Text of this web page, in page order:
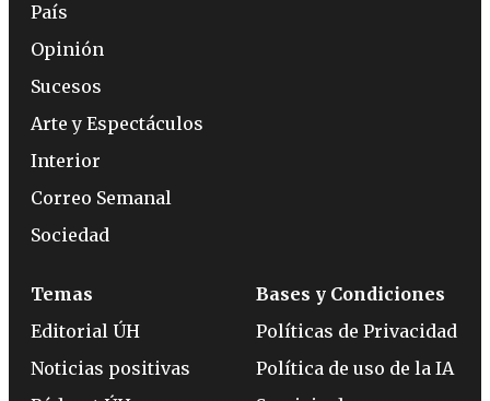
País
Opinión
Sucesos
Arte y Espectáculos
Interior
Correo Semanal
Sociedad
Temas
Editorial ÚH
Noticias positivas
Bases y Condiciones
Políticas de Privacidad
Política de uso de la IA